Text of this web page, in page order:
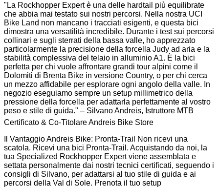
"La Rockhopper Expert è una delle hardtail più equilibrate
che abbia mai testato sui nostri percorsi. Nella nostra UCI
Bike Land non mancano i tracciati esigenti, e questa bici
dimostra una versatilità incredibile. Durante i test sui percorsi
collinari e sugli sterrati della bassa valle, ho apprezzato
particolarmente la precisione della forcella Judy ad aria e la
stabilità complessiva del telaio in alluminio A1. È la bici
perfetta per chi vuole affrontare grandi tour alpini come il
Dolomiti di Brenta Bike in versione Country, o per chi cerca
un mezzo affidabile per esplorare ogni angolo della valle. In
negozio eseguiamo sempre un setup millimetrico della
pressione della forcella per adattarla perfettamente al vostro
peso e stile di guida." – Silvano Andreis, Istruttore MTB
Certificato & Co-Titolare Andreis Bike Store
Il Vantaggio Andreis Bike: Pronta-Trail Non ricevi una
scatola. Ricevi una bici Pronta-Trail. Acquistando da noi, la
tua Specialized Rockhopper Expert viene assemblata e
settata personalmente dai nostri tecnici certificati, seguendo i
consigli di Silvano, per adattarsi al tuo stile di guida e ai
percorsi della Val di Sole. Prenota il tuo setup